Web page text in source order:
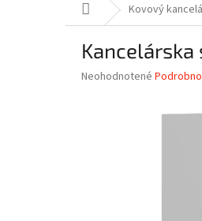
DomovKovový
Kancelárska
Priemerné
Neohodnotené